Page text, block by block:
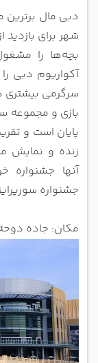
دبی مال
شهر برای
بچه‌ها را
آکواریوم دبی
سرگرمی
بازی و مجموعه
پایان است و
زنده و نمایش
آنها جشنواره
جشنواره
مکان: جاده